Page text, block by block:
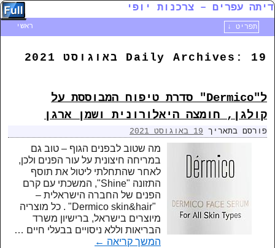
דיתה עפרים – צרכנות יופי
ראשי
תפריט ↓
Daily Archives: 19 באוגוסט 2021
ל"Dermico" סדרת טיפוח המבוססת על
קולגן, חומצה היאלורונית ושמן ארגן
פורסם בתאריך 19 באוגוסט 2021
מה שטוב לבפנים הגוף – טוב גם
במריחה חיצונית על עור הפנים ולכן,
לאחר שהתחלתי ליטול את תוסף
התזונה "Shine", המשכתי עם קרם
הפנים של החברה הישראלית –
"Dermico skin&hair" . כל מוצריה
מיוצרים בישראל, ברישיון משרד
הבריאות וללא ניסויים בבעלי חיים …
המשך קריאה ←